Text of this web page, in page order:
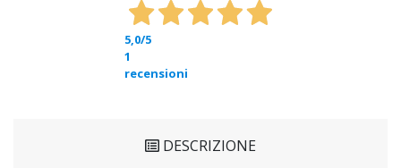
5,0/5
1
recensioni
DESCRIZIONE